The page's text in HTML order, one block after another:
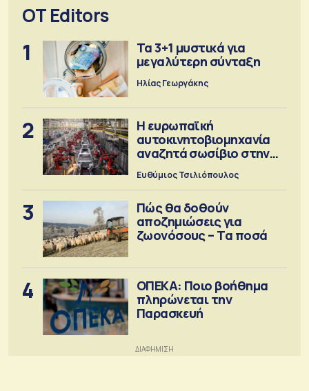
OT Editors
1
Τα 3+1 μυστικά για
μεγαλύτερη σύνταξη
Ηλίας Γεωργάκης
2
Η ευρωπαϊκή
αυτοκινητοβιομηχανία
αναζητά σωσίβιο στην
Κίνα
Ευθύμιος Τσιλιόπουλος
3
Πώς θα δοθούν
αποζημιώσεις για
ζωονόσους – Τα ποσά
4
ΟΠΕΚΑ: Ποιο βοήθημα
πληρώνεται την
Παρασκευή